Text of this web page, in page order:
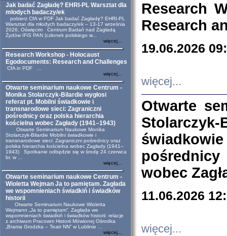
Jak badać Zagładę? EHRI-PL Warsztat dla
młodych badaczy/ek
pobierz CfA w PDF Jak badać Zagładę? EHRI-PL
Warsztat dla młodych badaczy/ek – 13-17 września
2026, Oświęcim Centrum Badań nad Zagładą
Żydów IFiS PAN (członek polskiego w...
więcej...
Research Workshop - Holocaust
Egodocuments: Research and Challenges
CfA in PDF ...
więcej...
Otwarte seminarium naukowe Centrum -
Monika Stolarczyk-Bilardie wygłosi
referat pt. Mobilni świadkowie i
transnarodowe sieci: Zagraniczni
pośrednicy oraz polska hierarchia
kościelna wobec Zagłady (1941–1943)
Otwarte Seminarium Naukowe Monika
Stolarczyk-Bilardie Mobilni świadkowie i
transnarodowe sieci: Zagraniczni pośrednicy oraz
polska hierarchia kościelna wobec Zagłady (1941–
1943) Spotkanie odbędzie się w środę 24 czerwca
br. w ...
więcej...
Otwarte seminarium naukowe Centrum -
Wioletta Wejman Ja to pamiętam. Zagłada
we wspomnieniach świadkiń i świadków
historii
Otwarte Seminarium Naukowe Wioletta
Wejmann „Ja to pamiętam”. Zagłada we
wspomnieniach świadkiń i świadków historii: relacje
z archiwum Pracowni Historii Mówionej Ośrodka
„Brama Grodzka – Teatr NN” w Lublinie ...
więcej...
Research
Research
19.06.2026
więcej...
Otwarte
wobec
11.06.2026
więcej...